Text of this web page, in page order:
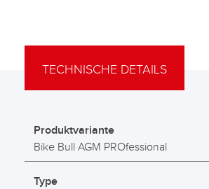
TECHNISCHE DETAILS
Produktvariante
Bike Bull AGM PROfessional
Type